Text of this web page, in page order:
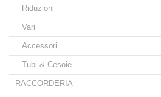
Riduzioni
Vari
Accessori
Tubi & Cesoie
RACCORDERIA